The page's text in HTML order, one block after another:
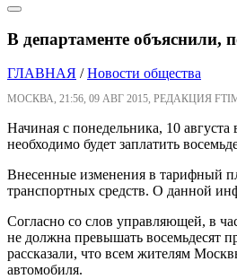
В департаменте объяснили,
ГЛАВНАЯ /Новости общества
МОСКВА, 21:56, 09 АВГ 2015, РЕДАКЦИЯ
Начиная с понедельника, 10
необходимо будет заплатить
Внесенные изменения в тарифный
транспортных средств. О данной
Согласно со слов управляющей, в
не должна превышать восемьдесят
рассказали, что всем жителям
автомобиля.